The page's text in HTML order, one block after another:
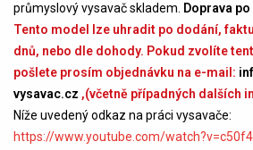
průmyslový vysavač skladem. Doprava
Tento model lze uhradit po dodání,
dnů, nebo dle dohody. Pokud zvolíte
pošlete prosím objednávku na e-mail:
vysavac.cz ,(včetně případných dalších
Níže uvedený odkaz na práci vysavače:
https://www.youtube.com/